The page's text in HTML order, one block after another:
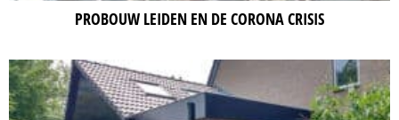
PROBOUW LEIDEN EN DE CORONA CRISIS